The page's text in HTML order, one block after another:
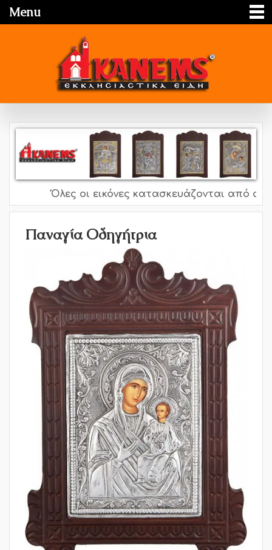
Menu
Όλες οι εικόνες κατασκευάζονται από
Παναγία Οδηγήτρια